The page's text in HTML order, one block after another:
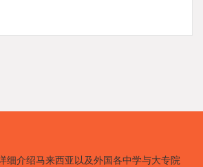
细介绍马来西亚以及外国各中学与大专院